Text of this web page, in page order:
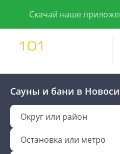
Скачай наше
Сауны и бани в
Округ или район
Остановка или метро